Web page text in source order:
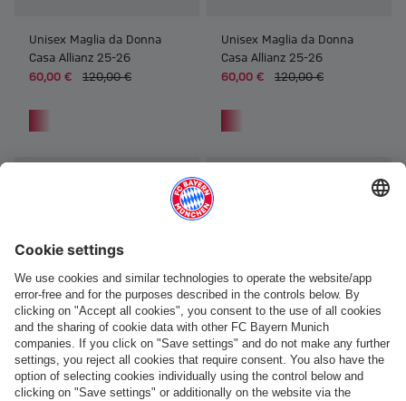
Unisex Maglia da Donna
Casa Allianz 25-26
60,00 €
120,00 €
Unisex Maglia da Donna
Casa Allianz 25-26
60,00 €
120,00 €
Frauen Unisex Maglia da Donna Casa Allianz 25-26
-50%
Personalizzabile
Frauen Unisex Maglia da
-50%
Personalizzabile